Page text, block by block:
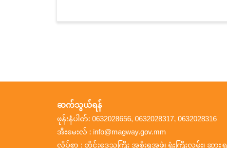
ဆက်သွယ်ရန်
ဖုန်းနံပါတ်: 0632028656, 0632028317, 0632028316
အီးမေးလ် : info@magway.gov.mm
လိပ်စာ : တိုင်းဒေသကြီး အစိုးရအဖွဲ့၊ ရုံးကြီးလမ်း၊ ဆားရွှ